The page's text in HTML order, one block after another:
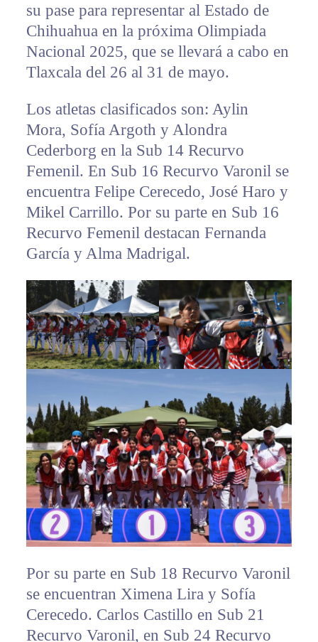
su pase para representar al Estado de
Chihuahua en la próxima Olimpiada
Nacional 2025, que se llevará a cabo en
Tlaxcala del 26 al 31 de mayo.
Los atletas clasificados son: Aylin
Mora, Sofía Argoth y Alondra
Cederborg en la Sub 14 Recurvo
Femenil. En Sub 16 Recurvo Varonil se
encuentra Felipe Cerecedo, José Haro y
Mikel Carrillo. Por su parte en Sub 16
Recurvo Femenil destacan Fernanda
García y Alma Madrigal.
Por su parte en Sub 18 Recurvo Varonil
se encuentran Ximena Lira y Sofía
Cerecedo. Carlos Castillo en Sub 21
Recurvo Varonil, en Sub 24 Recurvo